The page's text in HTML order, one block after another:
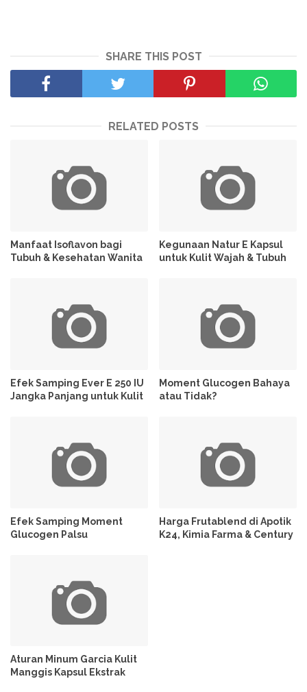
SHARE THIS POST
RELATED POSTS
Manfaat Isoflavon bagi
Tubuh & Kesehatan Wanita
Kegunaan Natur E Kapsul
untuk Kulit Wajah & Tubuh
Efek Samping Ever E 250 IU
Jangka Panjang untuk Kulit
Moment Glucogen Bahaya
atau Tidak?
Efek Samping Moment
Glucogen Palsu
Harga Frutablend di Apotik
K24, Kimia Farma & Century
Aturan Minum Garcia Kulit
Manggis Kapsul Ekstrak